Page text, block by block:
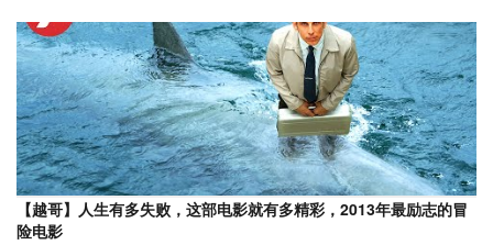
【越哥】人生有多失败，这部电影就有多精彩，2013年最励志的冒
险电影